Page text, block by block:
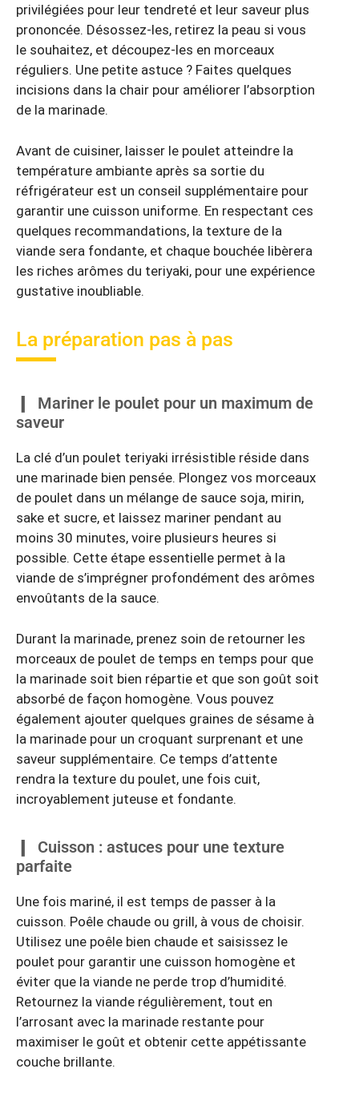
privilégiées pour leur tendreté et leur saveur plus
prononcée. Désossez-les, retirez la peau si vous
le souhaitez, et découpez-les en morceaux
réguliers. Une petite astuce ? Faites quelques
incisions dans la chair pour améliorer l’absorption
de la marinade.
Avant de cuisiner, laisser le poulet atteindre la
température ambiante après sa sortie du
réfrigérateur est un conseil supplémentaire pour
garantir une cuisson uniforme. En respectant ces
quelques recommandations, la texture de la
viande sera fondante, et chaque bouchée libèrera
les riches arômes du teriyaki, pour une expérience
gustative inoubliable.
La préparation pas à pas
Mariner le poulet pour un maximum de
saveur
La clé d’un poulet teriyaki irrésistible réside dans
une marinade bien pensée. Plongez vos morceaux
de poulet dans un mélange de sauce soja, mirin,
sake et sucre, et laissez mariner pendant au
moins 30 minutes, voire plusieurs heures si
possible. Cette étape essentielle permet à la
viande de s’imprégner profondément des arômes
envoûtants de la sauce.
Durant la marinade, prenez soin de retourner les
morceaux de poulet de temps en temps pour que
la marinade soit bien répartie et que son goût soit
absorbé de façon homogène. Vous pouvez
également ajouter quelques graines de sésame à
la marinade pour un croquant surprenant et une
saveur supplémentaire. Ce temps d’attente
rendra la texture du poulet, une fois cuit,
incroyablement juteuse et fondante.
Cuisson : astuces pour une texture
parfaite
Une fois mariné, il est temps de passer à la
cuisson. Poêle chaude ou grill, à vous de choisir.
Utilisez une poêle bien chaude et saisissez le
poulet pour garantir une cuisson homogène et
éviter que la viande ne perde trop d’humidité.
Retournez la viande régulièrement, tout en
l’arrosant avec la marinade restante pour
maximiser le goût et obtenir cette appétissante
couche brillante.